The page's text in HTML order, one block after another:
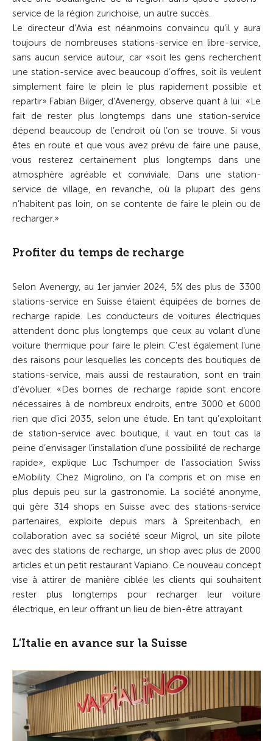
service de la région zurichoise, un autre succès.
Le directeur d’Avia est néanmoins convaincu qu’il y aura
toujours de nombreuses stations-service en libre-service,
sans aucun service autour, car «soit les gens recherchent
une station-service avec beaucoup d’offres, soit ils veulent
simplement faire le plein le plus rapidement possible et
repartir». Fabian Bilger, d’Avenergy, observe quant à lui: «Le
fait de rester plus longtemps dans une station-service
dépend beaucoup de l’endroit où l’on se trouve. Si vous
êtes en route et que vous avez prévu de faire une pause,
vous resterez certainement plus longtemps dans une
atmosphère agréable et conviviale. Dans une station-
service de village, en revanche, où la plupart des gens
n’habitent pas loin, on se contente de faire le plein ou de
recharger.»
Profiter du temps de recharge
Selon Avenergy, au 1er janvier 2024, 5% des plus de 3300
stations-service en Suisse étaient équipées de bornes de
recharge rapide. Les conducteurs de voitures électriques
attendent donc plus longtemps que ceux au volant d’une
voiture thermique pour faire le plein. C’est également l’une
des raisons pour lesquelles les concepts des boutiques de
stations-service, mais aussi de restauration, sont en train
d’évoluer. «Des bornes de recharge rapide sont encore
nécessaires à de nombreux endroits, entre 3000 et 6000
rien que d’ici 2035, selon une étude. En tant qu’exploitant
de station-service avec boutique, il vaut en tout cas la
peine d’envisager l’installation d’une possibilité de recharge
rapide», explique Luc Tschumper de l’association Swiss
eMobility. Chez Migrolino, on l’a compris et on mise en
plus depuis peu sur la gastronomie. La société anonyme,
qui gère 314 shops en Suisse avec des stations-service
partenaires, exploite depuis mars à Spreitenbach, en
collaboration avec sa société sœur Migrol, un site pilote
avec des stations de recharge, un shop avec plus de 2000
articles et un petit restaurant Vapiano. Ce nouveau concept
vise à attirer de manière ciblée les clients qui souhaitent
rester plus longtemps pour recharger leur voiture
électrique, en leur offrant un lieu de bien-être attrayant.
L’Italie en avance sur la Suisse